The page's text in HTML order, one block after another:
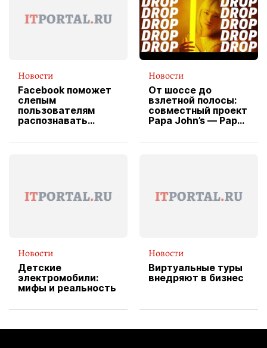
Новости
Facebook поможет
слепым
пользователям
распознавать
Новости
От шоссе до
взлетной полосы:
совместный проект
Papa John’s — Papa
вводит
Новости
Детские
электромобили:
мифы и реальность
Новости
Виртуальные туры
внедряют в бизнес